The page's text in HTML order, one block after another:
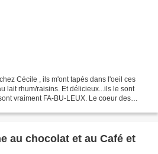
Cécile , ils m'ont tapés dans l'oeil ces
lait rhum/raisins. Et délicieux...ils le sont
vraiment FA-BU-LEUX. Le coeur des
au chocolat et au Café et